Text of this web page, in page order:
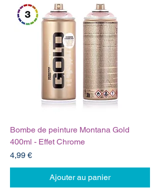
Bombe de peinture Montana Gold
400ml - Effet Chrome
Prix
4,99 €
Ajouter au panier